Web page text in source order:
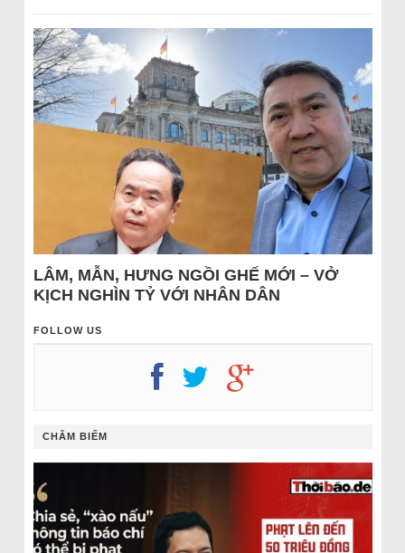
LÂM, MẪN, HƯNG NGỒI GHẾ MỚI – VỞ
KỊCH NGHÌN TỶ VỚI NHÂN DÂN
FOLLOW US
CHÂM BIẾM